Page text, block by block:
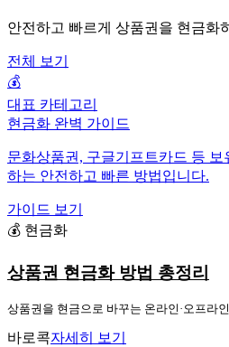
안전하고 빠르게 상품권을 현금화
전체 보기
💰
대표 카테고리
현금화 완벽 가이드
문화상품권, 구글기프트카드 등
하는 안전하고 빠른 방법입니다.
가이드 보기
💰 현금화
상품권 현금화 방법 총정리
상품권을 현금으로 바꾸는 온라인·오프라
바로콕자세히 보기